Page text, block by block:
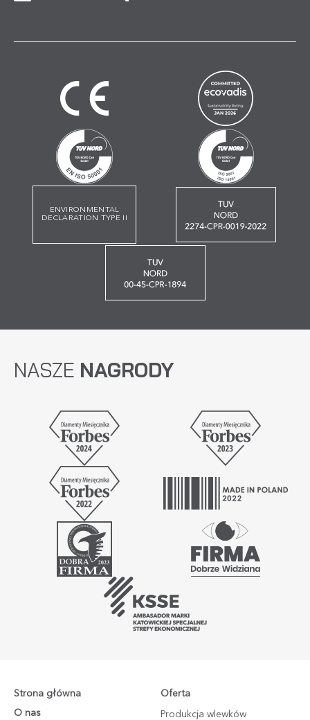
ENVIRONMENTAL
DECLARATION TYPE II
NASZE NAGRODY
Strona główna
O nas
Oferta
Produkcja wlewków